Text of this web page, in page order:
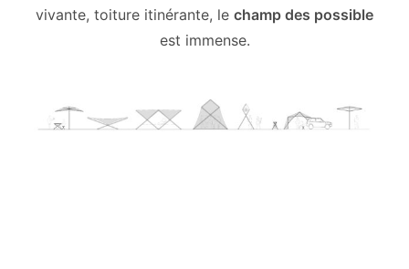
vivante, toiture itinérante, le champ des possible
est immense.